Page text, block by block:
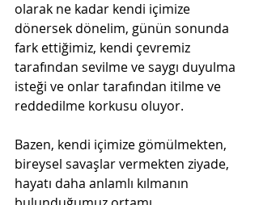
olarak ne kadar kendi içimize
dönersek dönelim, günün sonunda
fark ettiğimiz, kendi çevremiz
tarafından sevilme ve saygı duyulma
isteği ve onlar tarafından itilme ve
reddedilme korkusu oluyor.
Bazen, kendi içimize gömülmekten,
bireysel savaşlar vermekten ziyade,
hayatı daha anlamlı kılmanın